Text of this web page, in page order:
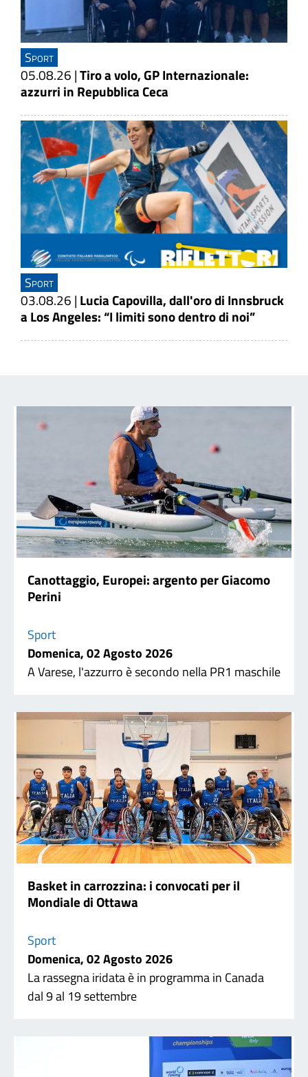
Sport
05.08.26 |Tiro a volo, GP Internazionale:
azzurri in Repubblica Ceca
Sport
03.08.26 | Lucia Capovilla, dall'oro di Innsbruck
a Los Angeles: “I limiti sono dentro di noi”
Canottaggio, Europei: argento per Giacomo
Perini
Sport
Domenica, 02 Agosto 2026
A Varese, l'azzurro è secondo nella PR1 maschile
Basket in carrozzina: i convocati per il
Mondiale di Ottawa
Sport
Domenica, 02 Agosto 2026
La rassegna iridata è in programma in Canada
dal 9 al 19 settembre